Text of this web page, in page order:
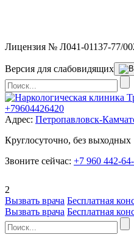
Лицензия № Л041-01137-77/
Версия для слабовидящих
+79604426420
Адрес: Петропавловск-
Круглосуточно, без выходных
Звоните сейчас: +7 960 442-
2
Вызвать врача Бесплатная
Вызвать врача Бесплатная